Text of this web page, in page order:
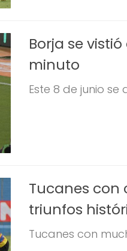
Borja se
minuto
Este 8 de junio
Tucanes con
triunfos
Tucanes con